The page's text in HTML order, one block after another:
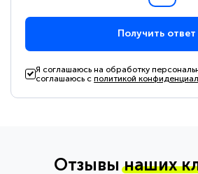
Получить ответ
Я соглашаюсь на обработку
соглашаюсь сполитикой
Отзывынаших